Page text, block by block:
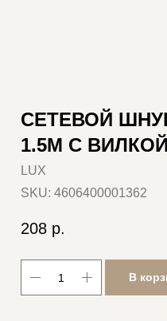
СЕТЕВОЙ
1.5М С
LUX
SKU: 4606400001362
208 р.
В